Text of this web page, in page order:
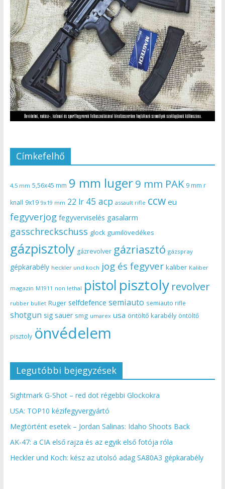
Címkefelhő
4,5 mm 5,56x45 mm 9 mm luger9 mm PAK 9 mm r
knall 9x19 9x19 mm 22 lr 45 acp assault rifle ccw eu
fegyverjog fegyverviselés gasalarm
gasschreckschuss glock gumilövedékes
gázpisztoly gázrevolver gázriasztó gázspray
gépkarabély heckler und koch jog és fegyver kaliber Kaliber
magazin M1911 non lethal pistol pisztoly revolver
rubber bullet Ruger selfdefence semiauto semiauto rifle
shotgun sig sauer smg umarex usa öntöltő karabély öntöltő
pisztoly önvédelem
Legutóbbi bejegyzések
Sightmark G-Shot – red dot régebbi Glockokra
USA: TOP10 kézifegyvergyártó
Megtörtént esetek – Jordan Salinas: Idaho Shoots Back
AK-47: a CIA első rajza és az egyik első fotója róla
Heckler und Koch: kész az utolsó adag SA80A3 gépkarabély